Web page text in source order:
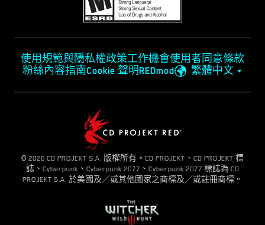
使用規範與隱私權政策工作機會使用者同意條款
粉絲內容指南Cookie 聲明REDmod 繁體中文
© 2026 CD PROJEKT S.A. 版權所有。CD PROJEKT、CD PROJEKT 標
誌、Cyberpunk、Cyberpunk 2077、Cyberpunk 2077 標誌為 CD
PROJEKT S.A. 於美國及／或其他國家之商標及／或註冊商標。